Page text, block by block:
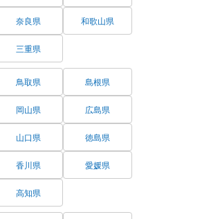
奈良県 和歌山県
三重県
鳥取県 島根県
岡山県 広島県
山口県 徳島県
香川県 愛媛県
高知県